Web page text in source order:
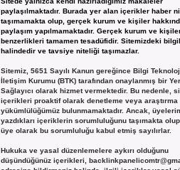
paylaşılmaktadır. Burada yer alan içerikler haber
taşımamakta olup, gerçek kurum ve kişiler
paylaşım yapılmamaktadır. Gerçek kurum ve
benzerlikleri tamamen tesadüfidir. Sitemizdeki
halindedir ve tavsiye niteliği taşımazlar.
Sitemiz, 5651 Sayılı Kanun gereğince Bilgi
İletişim Kurumu (BTK) tarafından onaylanmış bir Yer
Sağlayıcı olarak hizmet vermektedir. Bu nedenle,
içerikleri proaktif olarak denetleme veya araştırma
yükümlülüğümüz bulunmamaktadır. Ancak,
yazdıkları içeriklerin sorumluluğunu taşımakta
üye olarak bu sorumluluğu kabul etmiş sayılırlar.
Hukuka ve yasal düzenlemelere aykırı olduğunu
düşündüğünüz içerikleri,